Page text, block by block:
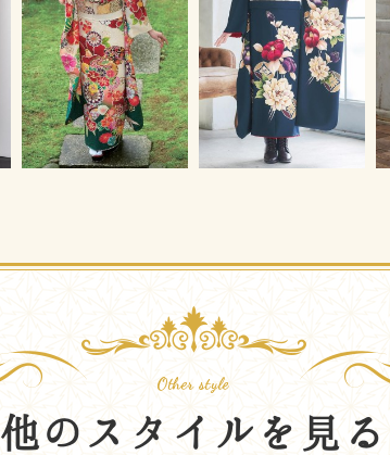
他のスタイルを見る